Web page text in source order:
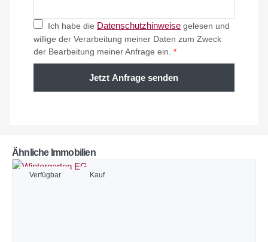
Ich habe die Datenschutzhinweise gelesen und
willige der Verarbeitung meiner Daten zum Zweck
der Bearbeitung meiner Anfrage ein. *
Jetzt Anfrage senden
Ähnliche Immobilien
Verfügbar Kauf